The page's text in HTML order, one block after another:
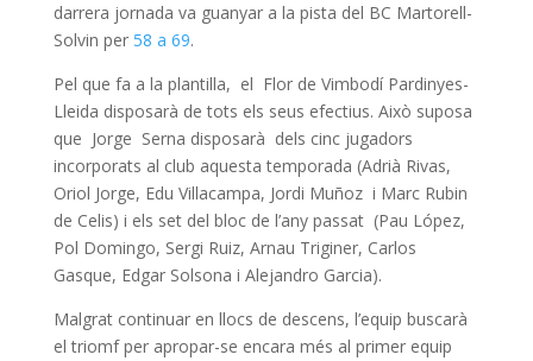
darrera jornada va guanyar a la pista del BC Martorell-
Solvin per 58 a 69.
Pel que fa a la plantilla, el Flor de Vimbodí Pardinyes-
Lleida disposarà de tots els seus efectius. Això suposa
que Jorge Serna disposarà dels cinc jugadors
incorporats al club aquesta temporada (Adrià Rivas,
Oriol Jorge, Edu Villacampa, Jordi Muñoz i Marc Rubin
de Celis) i els set del bloc de l’any passat (Pau López,
Pol Domingo, Sergi Ruiz, Arnau Triginer, Carlos
Gasque, Edgar Solsona i Alejandro Garcia).
Malgrat continuar en llocs de descens, l’equip buscarà
el triomf per apropar-se encara més al primer equip